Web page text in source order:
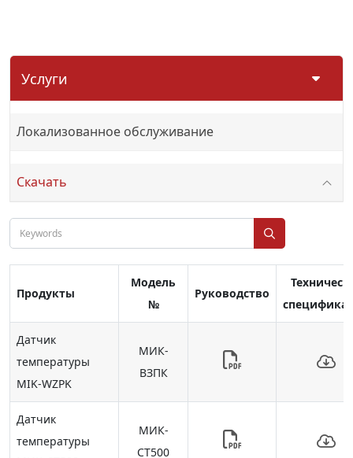
Услуги
Локализованное обслуживание
Скачать
Продукты
Модель
№
Руководство
Датчик
температуры
MIK-WZPK
МИК-
ВЗПК
Датчик
температуры
МИК-
СТ500